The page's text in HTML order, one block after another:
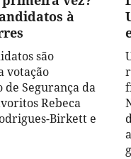
à
são
votação
Segurança da
Rebeca
Birkett e